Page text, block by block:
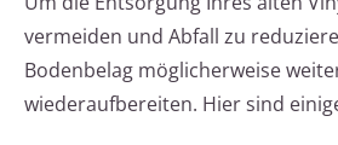
vermeiden und Abfall zu
Bodenbelag möglicherweise
wiederaufbereiten. Hier sind